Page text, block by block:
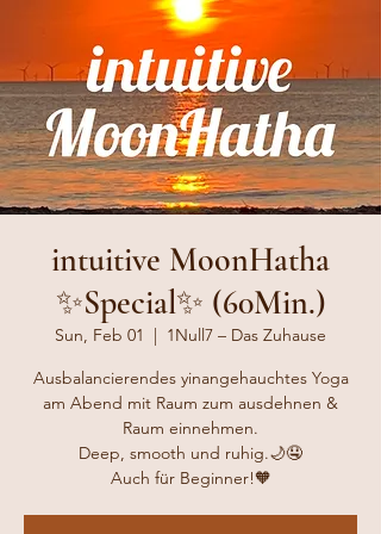
intuitive MoonHatha
✨Special✨ (60Min.)
Sun, Feb 01
  |
1Null7 – Das Zuhause
Ausbalancierendes yinangehauchtes Yoga
am Abend mit Raum zum ausdehnen &
Raum einnehmen.
Deep, smooth und ruhig.🌙🤤